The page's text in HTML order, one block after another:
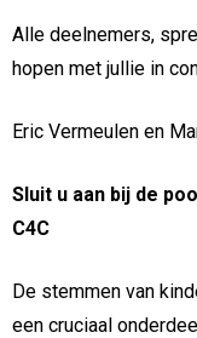
Alle deelnemers,
hopen met jullie in
Eric Vermeulen en
Sluit u aan bij de
C4C
De stemmen van
een cruciaal